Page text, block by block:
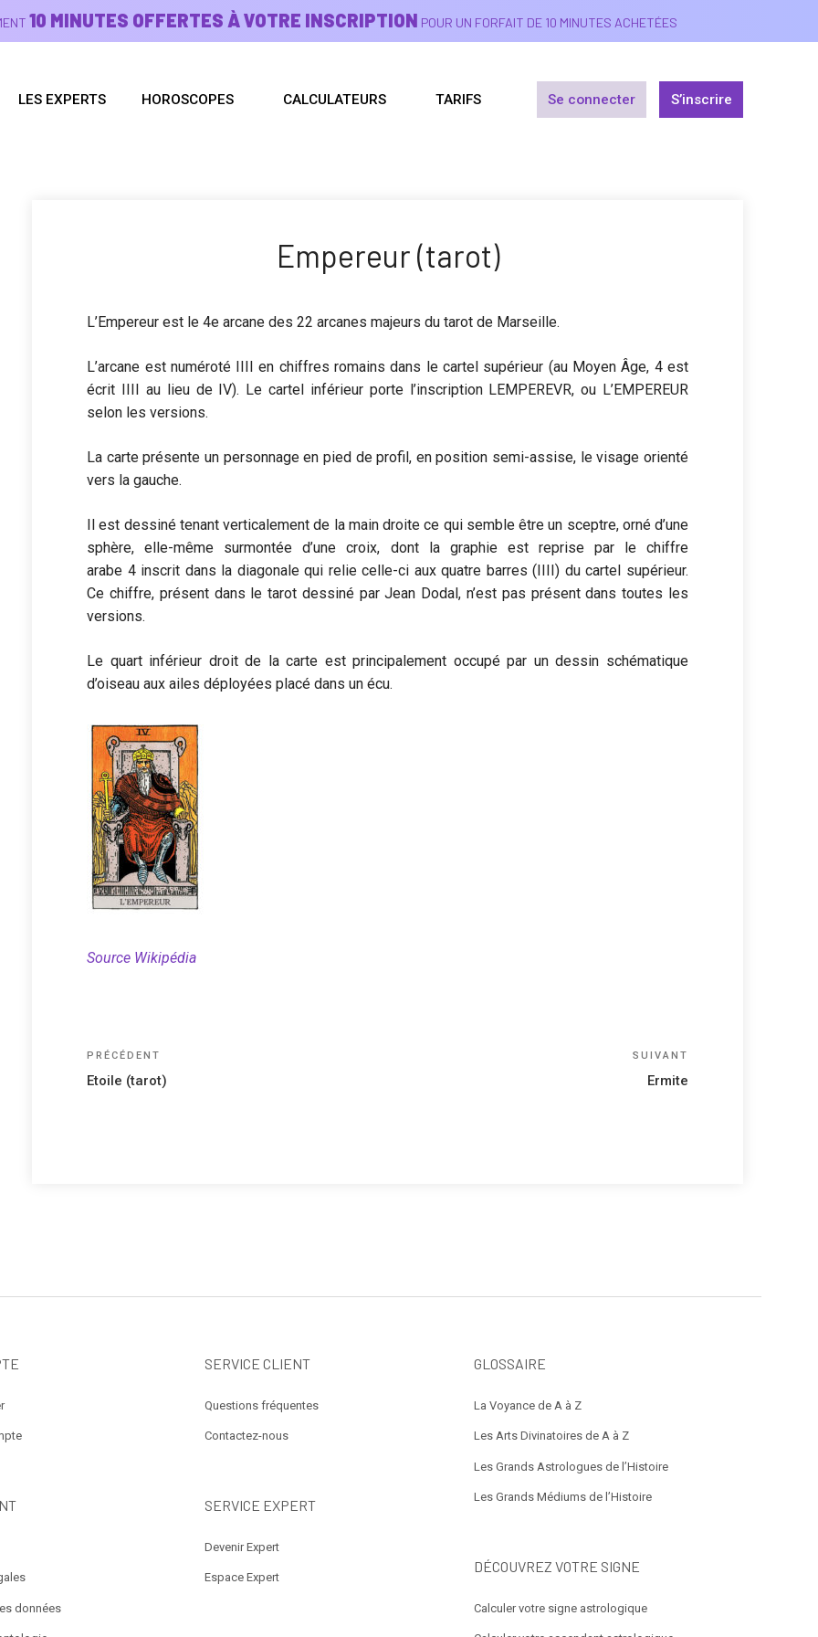
10 MINUTES OFFERTES À VOTRE INSCRIPTION POUR UN FORFAIT DE 10 MINUTES ACHETÉES
LES EXPERTS HOROSCOPES CALCULATEURS TARIFS Se connecter S’inscrire
Empereur (tarot)
L’Empereur est le 4e arcane des 22 arcanes majeurs du tarot de Marseille.
L’arcane est numéroté IIII en chiffres romains dans le cartel supérieur (au Moyen Âge, 4 est
écrit IIII au lieu de IV). Le cartel inférieur porte l’inscription LEMPEREVR, ou L’EMPEREUR
selon les versions.
La carte présente un personnage en pied de profil, en position semi-assise, le visage orienté
vers la gauche.
Il est dessiné tenant verticalement de la main droite ce qui semble être un sceptre, orné d’une
sphère, elle-même surmontée d’une croix, dont la graphie est reprise par le chiffre
arabe 4 inscrit dans la diagonale qui relie celle-ci aux quatre barres (IIII) du cartel supérieur.
Ce chiffre, présent dans le tarot dessiné par Jean Dodal, n’est pas présent dans toutes les
versions.
Le quart inférieur droit de la carte est principalement occupé par un dessin schématique
d’oiseau aux ailes déployées placé dans un écu.
Source Wikipédia
Navigation
de
Article
précédent
PRÉCÉDENT
Etoile (tarot)
SUIVANT
Ermite
données
SERVICE CLIENT
Questions fréquentes
Contactez-nous
SERVICE EXPERT
Devenir Expert
Espace Expert
GLOSSAIRE
La Voyance de A à Z
Les Arts Divinatoires de A à Z
Les Grands Astrologues de l’Histoire
Les Grands Médiums de l’Histoire
DÉCOUVREZ VOTRE SIGNE
Calculer votre signe astrologique